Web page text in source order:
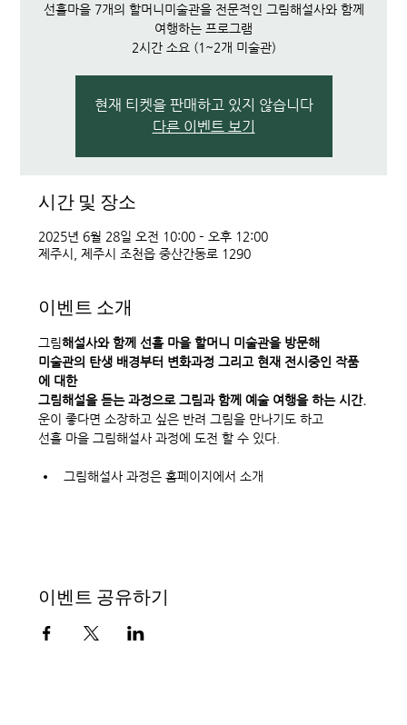
선흘마을 7개의 할머니미술관을 전문적인 그림해설사와 함께
여행하는 프로그램
2시간 소요 (1~2개 미술관)
현재 티켓을 판매하고 있지 않습니다
다른 이벤트 보기
시간 및 장소
2025년 6월 28일 오전 10:00 – 오후 12:00
제주시, 제주시 조천읍 중산간동로 1290
이벤트 소개
그림해설사와 함께 선흘 마을 할머니 미술관을 방문해
미술관의 탄생 배경부터 변화과정 그리고 현재 전시중인 작품
에 대한
그림해설을 듣는 과정으로 그림과 함께 예술 여행을 하는 시간.
운이 좋다면 소장하고 싶은 반려 그림을 만나기도 하고
선흘 마을 그림해설사 과정에 도전 할 수 있다.
그림해설사 과정은 홈페이지에서 소개
이벤트 공유하기